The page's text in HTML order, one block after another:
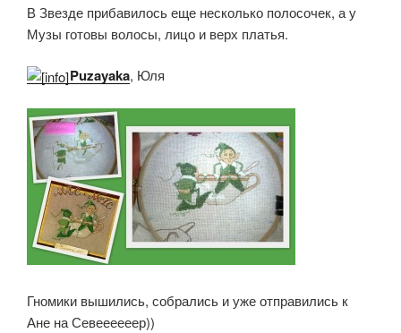
В Звезде прибавилось еще несколько полосочек, а у
Музы готовы волосы, лицо и верх платья.
Puzayaka, Юля
Гномики вышились, собрались и уже отправились к
Ане на Севеееееер))